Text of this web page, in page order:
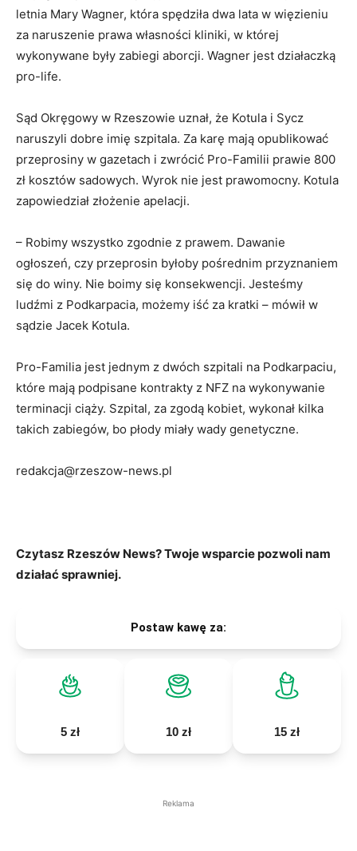
letnia Mary Wagner, która spędziła dwa lata w więzieniu
za naruszenie prawa własności kliniki, w której
wykonywane były zabiegi aborcji. Wagner jest działaczką
pro-life.
Sąd Okręgowy w Rzeszowie uznał, że Kotula i Sycz
naruszyli dobre imię szpitala. Za karę mają opublikować
przeprosiny w gazetach i zwrócić Pro-Familii prawie 800
zł kosztów sadowych. Wyrok nie jest prawomocny. Kotula
zapowiedział złożenie apelacji.
– Robimy wszystko zgodnie z prawem. Dawanie
ogłoszeń, czy przeprosin byłoby pośrednim przyznaniem
się do winy. Nie boimy się konsekwencji. Jesteśmy
ludźmi z Podkarpacia, możemy iść za kratki – mówił w
sądzie Jacek Kotula.
Pro-Familia jest jednym z dwóch szpitali na Podkarpaciu,
które mają podpisane kontrakty z NFZ na wykonywanie
terminacji ciąży. Szpital, za zgodą kobiet, wykonał kilka
takich zabiegów, bo płody miały wady genetyczne.
redakcja@rzeszow-news.pl
Czytasz Rzeszów News? Twoje wsparcie pozwoli nam
działać sprawniej.
Postaw kawę za:
5 zł 10 zł 15 zł
Reklama